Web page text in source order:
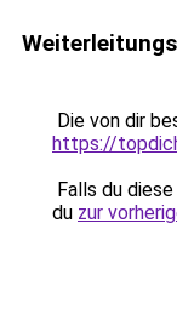
Die von dir
https://
Falls du
du zur